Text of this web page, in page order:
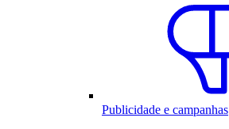
Publicidade e campanhas